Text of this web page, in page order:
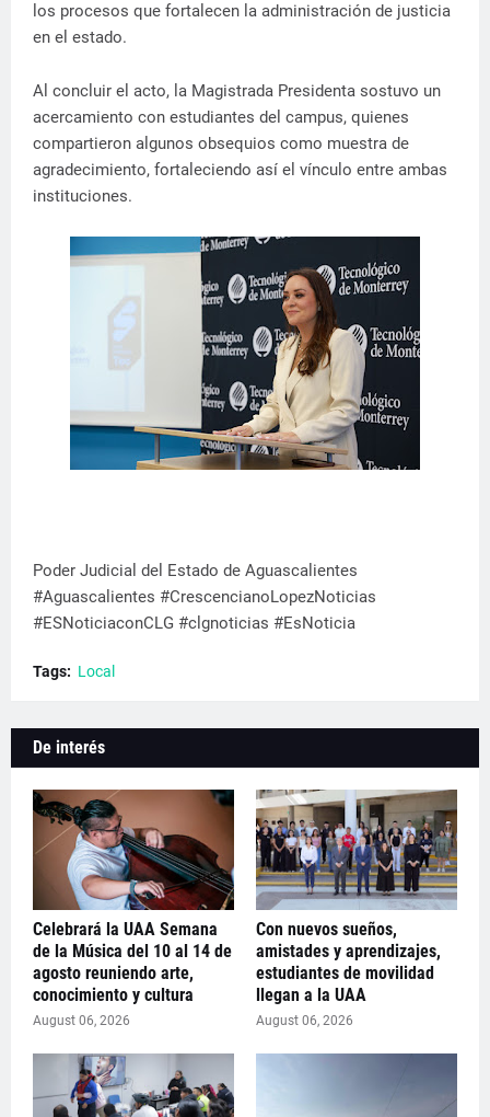
los procesos que fortalecen la administración de justicia
en el estado.
Al concluir el acto, la Magistrada Presidenta sostuvo un
acercamiento con estudiantes del campus, quienes
compartieron algunos obsequios como muestra de
agradecimiento, fortaleciendo así el vínculo entre ambas
instituciones.
Poder Judicial del Estado de Aguascalientes
#Aguascalientes #CrescencianoLopezNoticias
#ESNoticiaconCLG #clgnoticias #EsNoticia
Tags: Local
De interés
Celebrará la UAA Semana
de la Música del 10 al 14 de
agosto reuniendo arte,
conocimiento y cultura
August 06, 2026
Con nuevos sueños,
amistades y aprendizajes,
estudiantes de movilidad
llegan a la UAA
August 06, 2026